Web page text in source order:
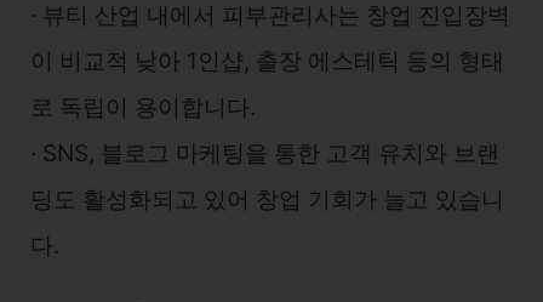
∙ 뷰티 산업 내에서 피부관리사는 창업 진입장벽
이 비교적 낮아 1인샵, 출장 에스테틱 등의 형태
로 독립이 용이합니다.
∙ SNS, 블로그 마케팅을 통한 고객 유치와 브랜
딩도 활성화되고 있어 창업 기회가 늘고 있습니
다.